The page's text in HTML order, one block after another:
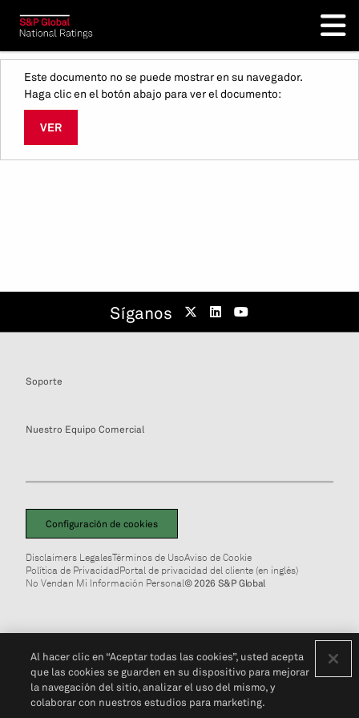
Este documento no se puede mostrar en su navegador.
Haga clic en el botón abajo para ver el documento:
VER
Síganos
Soporte
Nuestro Equipo Comercial
Configuración de cookies
Disclaimers LegalesTérminos de UsoAviso de Cookie
Política de PrivacidadPortal de privacidad del cliente (en inglés)
No Vendan Mi Información Personal© 2026 S&P Global
Al hacer clic en “Aceptar todas las cookies”, usted acepta
que las cookies se guarden en su dispositivo para mejorar
la navegación del sitio, analizar el uso del mismo, y
colaborar con nuestros estudios para marketing.